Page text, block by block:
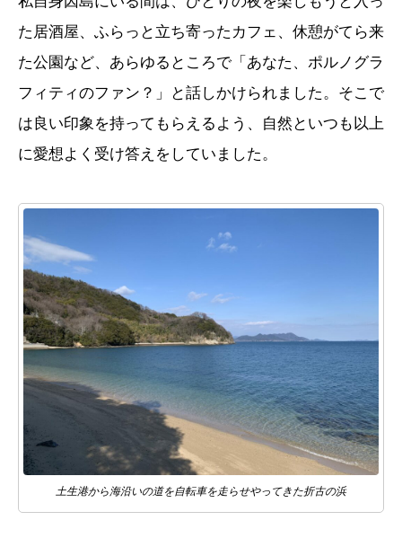
た居酒屋、ふらっと立ち寄ったカフェ、休憩がてら来
た公園など、あらゆるところで「あなた、ポルノグラ
フィティのファン？」と話しかけられました。そこで
は良い印象を持ってもらえるよう、自然といつも以上
に愛想よく受け答えをしていました。
土生港から海沿いの道を自転車を走らせやってきた折古の浜